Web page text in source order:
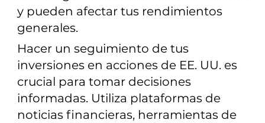
y pueden afectar tus rendimientos
generales.
Hacer un seguimiento de tus
inversiones en acciones de EE. UU. es
crucial para tomar decisiones
informadas. Utiliza plataformas de
noticias financieras, herramientas de